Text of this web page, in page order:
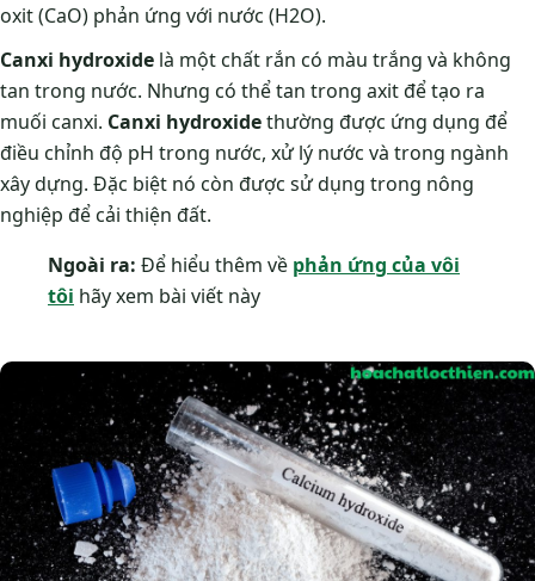
oxit (CaO) phản ứng với nước (H2O).
Canxi hydroxide là một chất rắn có màu trắng và không
tan trong nước. Nhưng có thể tan trong axit để tạo ra
muối canxi. Canxi hydroxidethường được ứng dụng để
điều chỉnh độ pH trong nước, xử lý nước và trong ngành
xây dựng. Đặc biệt nó còn được sử dụng trong nông
nghiệp để cải thiện đất.
Ngoài ra: Để hiểu thêm về phản ứng của vôi
tôi hãy xem bài viết này